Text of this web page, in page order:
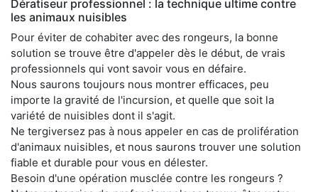
Dératiseur professionnel : la technique ultime contre
les animaux nuisibles
Pour éviter de cohabiter avec des rongeurs, la bonne
solution se trouve être d'appeler dès le début, de vrais
professionnels qui vont savoir vous en défaire.
Nous saurons toujours nous montrer efficaces, peu
importe la gravité de l'incursion, et quelle que soit la
variété de nuisibles dont il s'agit.
Ne tergiversez pas à nous appeler en cas de prolifération
d'animaux nuisibles, et nous saurons trouver une solution
fiable et durable pour vous en délester.
Besoin d'une opération musclée contre les rongeurs ?